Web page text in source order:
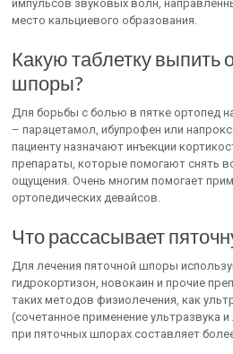
импульсов звуковых волн,
место кальциевого образования.
Какую таблетку выпить
шпоры?
Для борьбы с болью в пятке ортопед
– парацетамол, ибупрофен или
пациенту назначают инъекции
препараты, которые помогают снять
ощущения. Очень многим помогает
ортопедических девайсов.
Что рассасывает
Для лечения пяточной шпоры
гидрокортизон, новокаин и прочие
таких методов физиолечения, как
(сочетанное применение ультразвука
при пяточных шпорах составляет более